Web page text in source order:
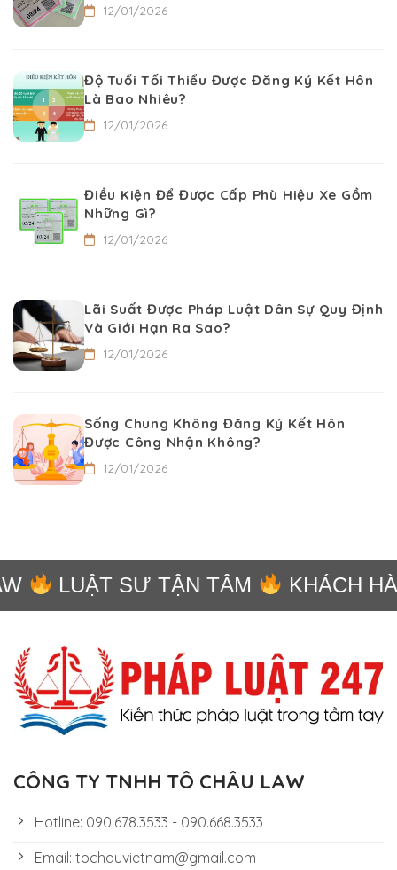
12/01/2026
Độ Tuổi Tối Thiểu Được Đăng Ký Kết Hôn
Là Bao Nhiêu?
12/01/2026
Điều Kiện Để Được Cấp Phù Hiệu Xe Gồm
Những Gì?
12/01/2026
Lãi Suất Được Pháp Luật Dân Sự Quy Định
Và Giới Hạn Ra Sao?
12/01/2026
Sống Chung Không Đăng Ký Kết Hôn
Được Công Nhận Không?
12/01/2026
LUẬT SƯ TẬN TÂM KHÁCH
CÔNG TY TNHH TÔ CHÂU LAW
Hotline: 090.678.3533 - 090.668.3533
Email: tochauvietnam@gmail.com